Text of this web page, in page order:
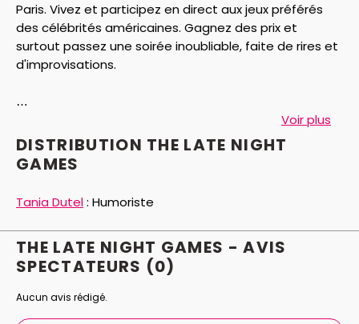
Paris. Vivez et participez en direct aux jeux préférés
des célébrités américaines. Gagnez des prix et
surtout passez une soirée inoubliable, faite de rires et
d'improvisations.
Voir plus
DISTRIBUTION THE LATE NIGHT
GAMES
Tania Dutel: Humoriste
THE LATE NIGHT GAMES - AVIS
SPECTATEURS (0)
Aucun avis rédigé.